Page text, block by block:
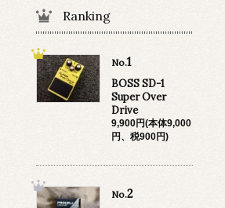
Ranking
No.1
BOSS SD-1
Super Over
Drive
9,900円(本体9,000
円、税900円)
No.2